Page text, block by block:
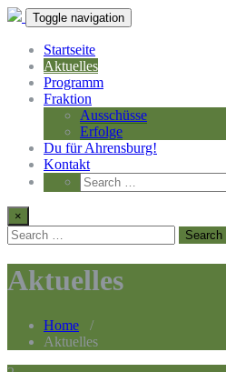
Toggle navigation
Startseite
Aktuelles
Programm
Fraktion
Ausschüsse
Erfolge
Du für Ahrensburg!
Kontakt
×
Aktuelles
Home /
Aktuelles